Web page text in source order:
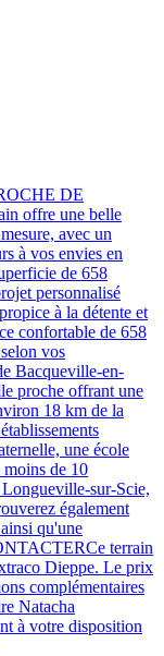
DE
offre une belle
avec un
à vos envies en
de 658
personnalisé
à la détente et
confortable de 658
vos
Bacqueville-en-
proche offrant une
18 km de la
une école
de 10
Longueville-sur-Scie,
également
qu'une
terrain
Dieppe. Le prix
complémentaires
Natacha
à votre disposition